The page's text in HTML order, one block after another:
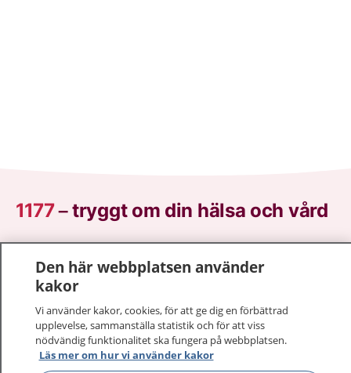
1177–tryggt om din hälsa och vård
På 1177.se får du råd om hälsa och information om
sjukdomar och vilka mottagningar du kan kontakta.
Logga in för att läsa din journal och göra dina
vårdärenden. Ring telefonnummer 1177 för
sjukvårdsrådgivning dygnet runt.
1177 ger dig råd när du vill må bättre.
Den här webbplatsen använder
kakor
Vi använder kakor, cookies, för att ge dig en förbättrad
upplevelse, sammanställa statistik och för att viss
nödvändig funktionalitet ska fungera på webbplatsen.
Läs mer om hur vi använder kakor